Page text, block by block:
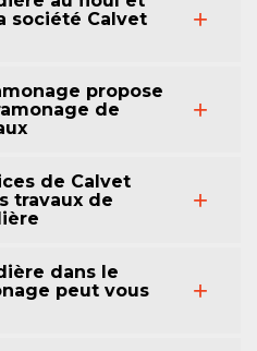
société Calvet
propose
de
de Calvet
travaux de
dans le
peut vous